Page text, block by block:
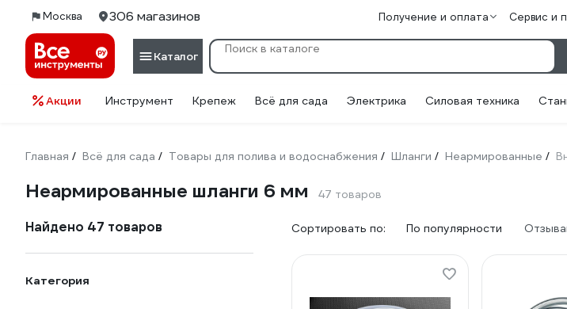
Москва 306 магазинов Получение и оплата Сервис и
Каталог
Акции Инструмент Крепеж Всё для сада Электрика Силовая техника
Главная / Всё для сада / Товары для полива и водоснабжения / Шланги / Неармированные /
Неармированные шланги 6 мм 47 товаров
Найдено 47 товаров
Категория
Сортировать по: По популярности